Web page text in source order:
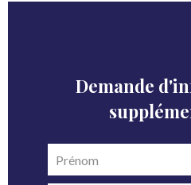
Demande